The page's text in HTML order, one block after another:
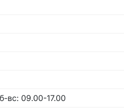
вс: 09.00-17.00